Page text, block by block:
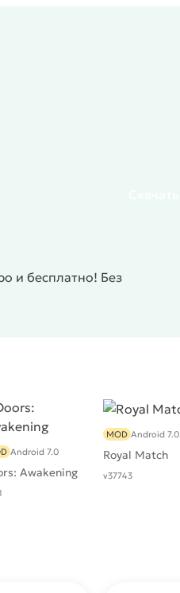
и бесплатно! Без
Awakening
Android 7.0 Royal Match
MOD Android 7.0
v37743